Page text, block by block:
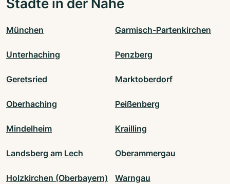
München Garmisch-Partenkirchen
Unterhaching Penzberg
Geretsried Marktoberdorf
Oberhaching Peißenberg
Mindelheim Krailling
Landsberg am Lech Oberammergau
Holzkirchen (Oberbayern) Warngau